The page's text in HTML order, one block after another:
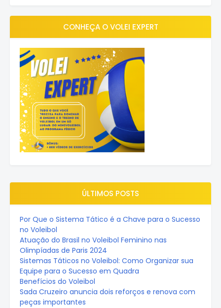
CONHEÇA O VOLEI EXPERT
ÚLTIMOS POSTS
Por Que o Sistema Tático é a Chave para o Sucesso
no Voleibol
Atuação do Brasil no Voleibol Feminino nas
Olimpíadas de Paris 2024
Sistemas Táticos no Voleibol: Como Organizar sua
Equipe para o Sucesso em Quadra
Benefícios do Voleibol
Sada Cruzeiro anuncia dois reforços e renova com
peças importantes